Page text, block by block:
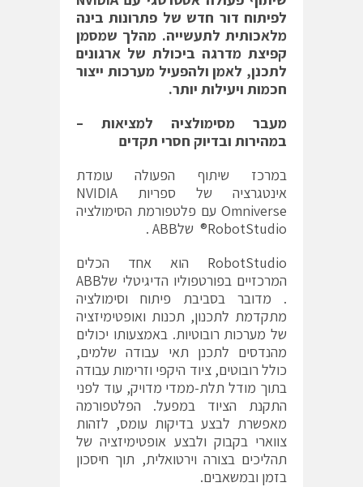
לפיתוח דור חדש של פתרונות בינה
מלאכותית לתעשייה. מהלך שמסמן
קפיצת מדרגה ביכולת של ארגונים
לתכנן, לאמן ולהפעיל מערכות ייצור
חכמות ויעילות יותר.
מעבר מסימולציה למציאות –
במהירות ובדיוק חסרי תקדים
במרכז שיתוף הפעולה עומדת
אינטגרציה של ספריות NVIDIA
Omniverse עם פלטפורמת הסימולציה
RobotStudio® שלABB .
RobotStudio הוא אחד הכלים
המרכזיים בפורטפוליו הדיגיטלי שלABB
. מדובר בסביבת פיתוח וסימולציה
מתקדמת לתכנון, תכנות ואופטימיזציה
של מערכות רובוטיות. באמצעותו יכולים
מהנדסים לתכנן תאי עבודה שלמים,
כולל רובוטים, ציוד היקפי וזרימות עבודה
בתוך מודל תלת-ממדי מדויק, עוד לפני
התקנת הציוד במפעל. הפלטפורמה
מאפשרת לבצע בדיקות עומס, לזהות
צווארי בקבוק ולבצע אופטימיזציה של
תהליכים בצורה וירטואלית, תוך חיסכון
בזמן ובמשאבים.